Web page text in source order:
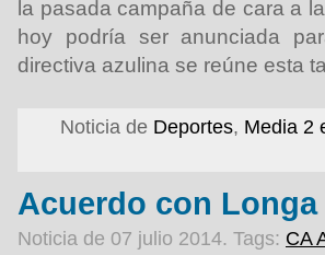
la pasada campaña de cara a
hoy podría ser anunciada
directiva azulina se reúne esta
Noticia de Deportes, Media 2
Acuerdo con Longa
Noticia de 07 julio 2014. Tags: CA